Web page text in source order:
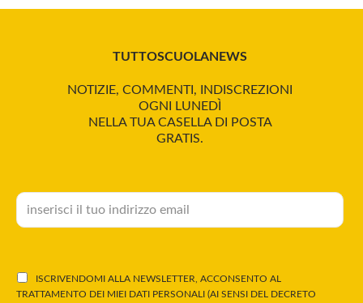
TUTTOSCUOLANEWS
NOTIZIE, COMMENTI, INDISCREZIONI
OGNI LUNEDÌ
NELLA TUA CASELLA DI POSTA
GRATIS.
ISCRIVENDOMI ALLA NEWSLETTER, ACCONSENTO AL
TRATTAMENTO DEI MIEI DATI PERSONALI (AI SENSI DEL DECRETO